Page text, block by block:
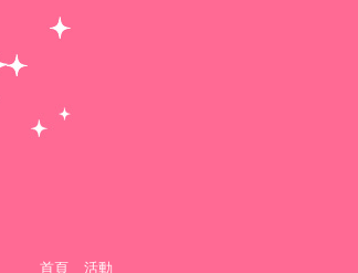
首頁 活動